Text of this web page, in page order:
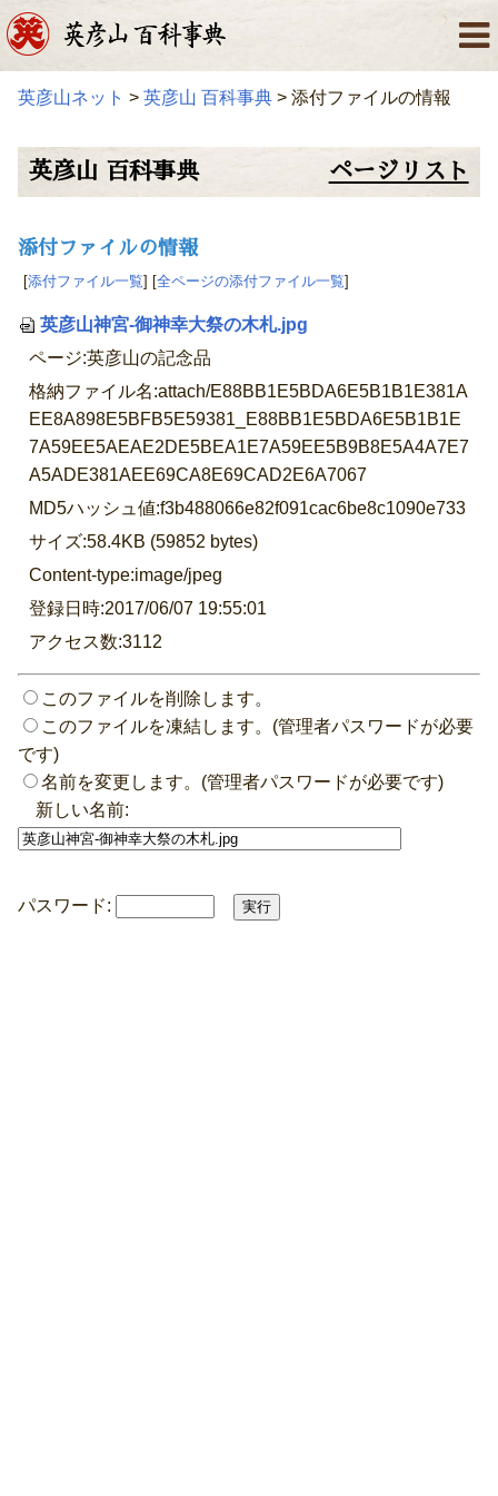
英彦山ネット > 英彦山 百科事典 > 添付ファイルの情報
英彦山 百科事典 ページリスト
添付ファイルの情報
[添付ファイル一覧] [全ページの添付ファイル一覧]
英彦山神宮-御神幸大祭の木札.jpg
ページ:英彦山の記念品
格納ファイル名:attach/E88BB1E5BDA6E5B1B1E381A
EE8A898E5BFB5E59381_E88BB1E5BDA6E5B1B1E
7A59EE5AEAE2DE5BEA1E7A59EE5B9B8E5A4A7E7
A5ADE381AEE69CA8E69CAD2E6A7067
MD5ハッシュ値:f3b488066e82f091cac6be8c1090e733
サイズ:58.4KB (59852 bytes)
Content-type:image/jpeg
登録日時:2017/06/07 19:55:01
アクセス数:3112
このファイルを削除します。
このファイルを凍結します。(管理者パスワードが必要
です)
名前を変更します。(管理者パスワードが必要です)
新しい名前:
パスワード: